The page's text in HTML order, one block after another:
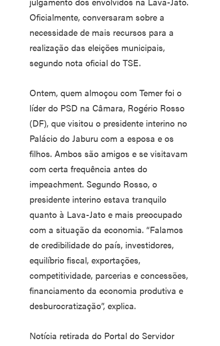
Oficialmente, conversaram sobre a
necessidade de mais recursos para a
realização das eleições municipais,
segundo nota oficial do TSE.
Ontem, quem almoçou com Temer foi o
líder do PSD na Câmara, Rogério Rosso
(DF), que visitou o presidente interino no
Palácio do Jaburu com a esposa e os
filhos. Ambos são amigos e se visitavam
com certa frequência antes do
impeachment. Segundo Rosso, o
presidente interino estava tranquilo
quanto à Lava-Jato e mais preocupado
com a situação da economia. “Falamos
de credibilidade do país, investidores,
equilíbrio fiscal, exportações,
competitividade, parcerias e concessões,
financiamento da economia produtiva e
desburocratização”, explica.
Notícia retirada do Portal do Servidor